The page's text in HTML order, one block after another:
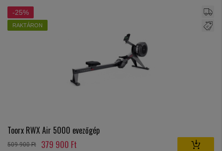
-25%
RAKTÁRON
Toorx RWX Air 5000 evezőgép
509 900 Ft 379 900 Ft